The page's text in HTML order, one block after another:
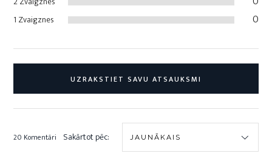
1 Zvaigznes 0
UZRAKSTIET SAVU ATSAUKSMI
20 Komentāri Sakārtot pēc: